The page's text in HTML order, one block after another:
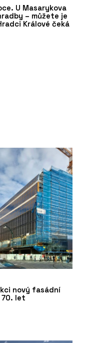
U Masarykova
– můžete je
Králové čeká
nový fasádní
70. let